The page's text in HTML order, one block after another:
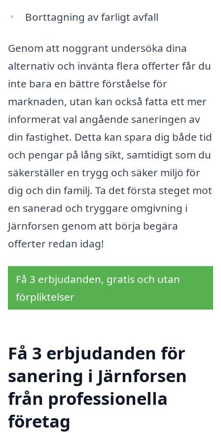
Borttagning av farligt avfall
Genom att noggrant undersöka dina
alternativ och invänta flera offerter får du
inte bara en bättre förståelse för
marknaden, utan kan också fatta ett mer
informerat val angående saneringen av
din fastighet. Detta kan spara dig både tid
och pengar på lång sikt, samtidigt som du
säkerställer en trygg och säker miljö för
dig och din familj. Ta det första steget mot
en sanerad och tryggare omgivning i
Järnforsen genom att börja begära
offerter redan idag!
Få 3 erbjudanden, gratis och utan
förpliktelser
Få 3 erbjudanden för
sanering i Järnforsen
från professionella
företag